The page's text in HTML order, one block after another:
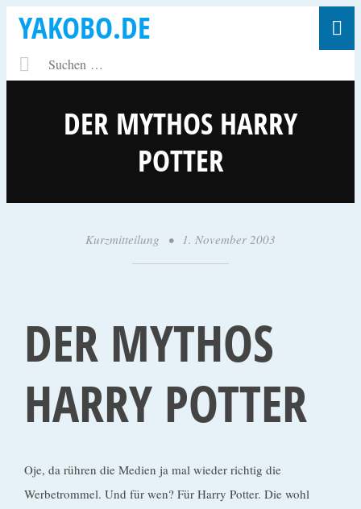
YAKOBO.DE
DER MYTHOS HARRY
POTTER
Kurzmitteilung • 1. November 2003
o
DER MYTHOS
HARRY POTTER
Oje, da rühren die Medien ja mal wieder richtig die
Werbetrommel. Und für wen? Für Harry Potter. Die wohl